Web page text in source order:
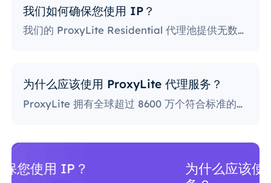
我们如何确保您使用 IP？
我们的 ProxyLite Residential 代理池提供无数代理，因此我们的客户不必担心停机和 IP 阻止。您可以使用与此提供商合作的位置的代理服务器访问所需的数据。
为什么应该使用 ProxyLite 代理服务？
ProxyLite 拥有全球超过 8600 万个符合标准的住宅代理，是真正的代理服务器的首选。
为什么应该使用 ProxyLite 代理服